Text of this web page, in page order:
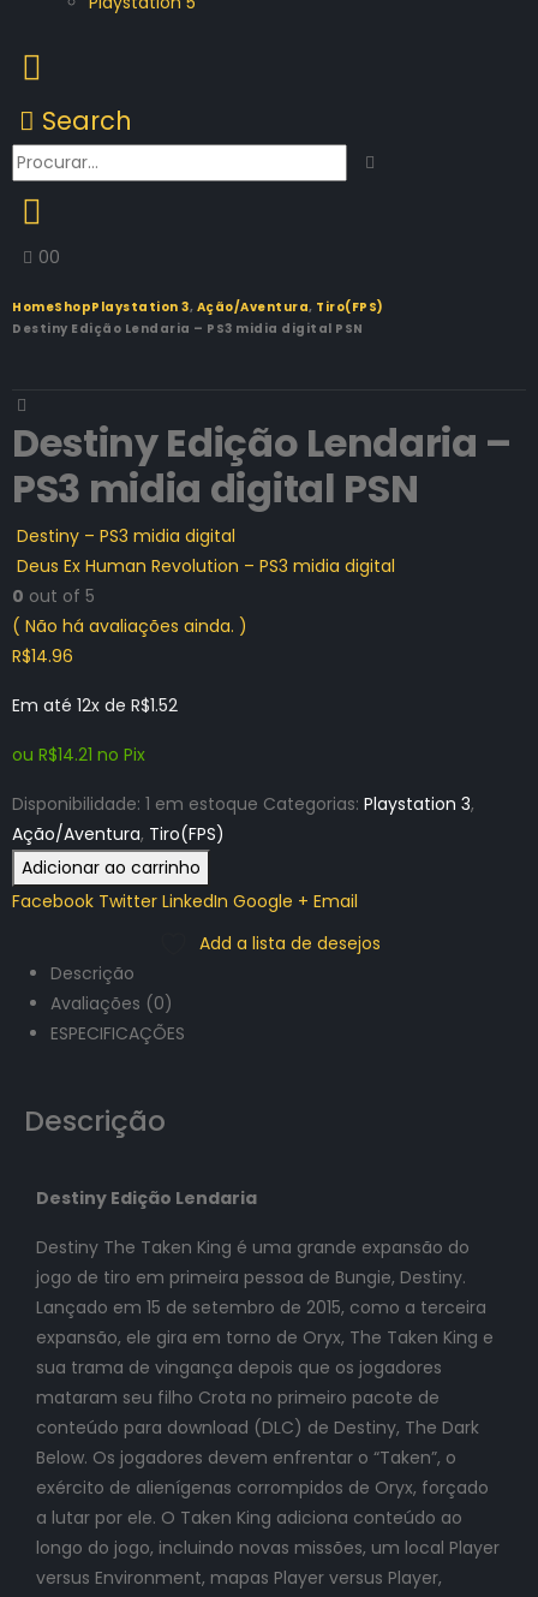
Search
00
HomeShopPlaystation 3, Ação/Aventura, Tiro(FPS)
Destiny Edição Lendaria – PS3 midia digital PSN
Destiny Edição Lendaria –
PS3 midia digital PSN
Destiny – PS3 midia digital
Deus Ex Human Revolution – PS3 midia digital
0 out of 5
( Não há avaliações ainda. )
R$14.96
Em até 12x de R$1.52
ou R$14.21 no Pix
Disponibilidade: 1 em estoque Categorias: Playstation 3,
Ação/Aventura, Tiro(FPS)
Adicionar ao carrinho
Facebook Twitter LinkedIn Google + Email
Add a lista de desejos
Descrição
Avaliações (0)
ESPECIFICAÇÕES
Descrição
Destiny Edição Lendaria
Destiny The Taken King é uma grande expansão do
jogo de tiro em primeira pessoa de Bungie, Destiny.
Lançado em 15 de setembro de 2015, como a terceira
expansão, ele gira em torno de Oryx, The Taken King e
sua trama de vingança depois que os jogadores
mataram seu filho Crota no primeiro pacote de
conteúdo para download (DLC) de Destiny, The Dark
Below. Os jogadores devem enfrentar o “Taken”, o
exército de alienígenas corrompidos de Oryx, forçado
a lutar por ele. O Taken King adiciona conteúdo ao
longo do jogo, incluindo novas missões, um local Player
versus Environment, mapas Player versus Player,